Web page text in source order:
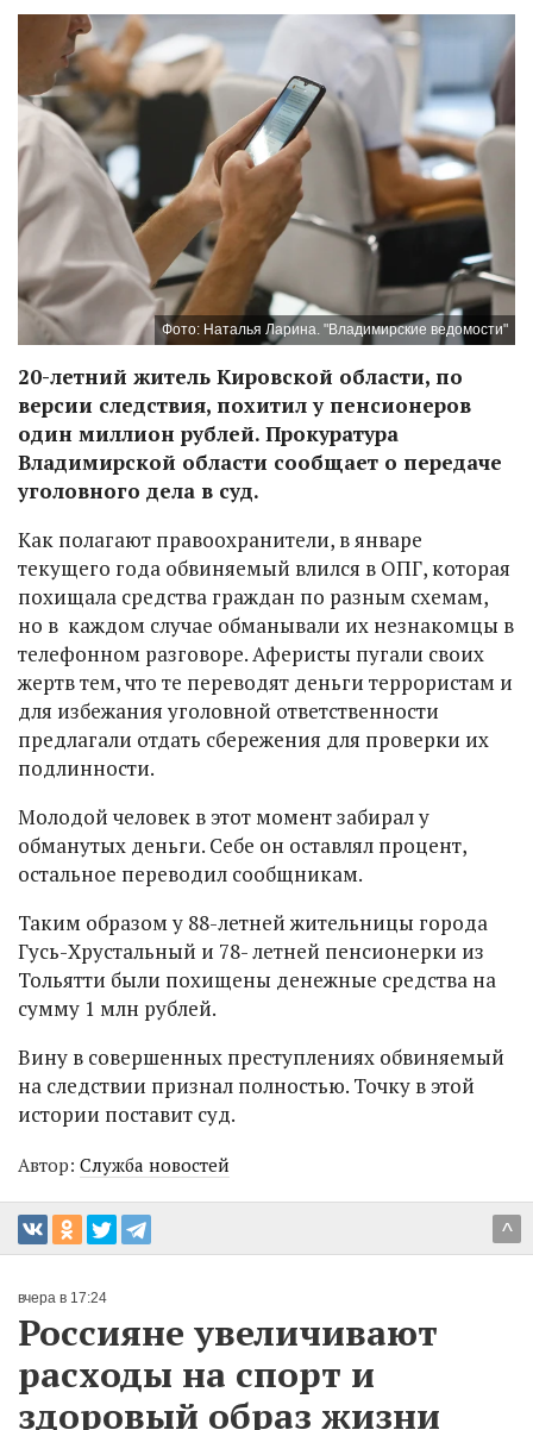
Фото: Наталья Ларина. "Владимирские ведомости"
20-летний житель Кировской области, по
версии следствия, похитил у пенсионеров
один миллион рублей. Прокуратура
Владимирской области сообщает о передаче
уголовного дела в суд.
Как полагают правоохранители, в январе
текущего года обвиняемый влился в ОПГ, которая
похищала средства граждан по разным схемам,
но в каждом случае обманывали их незнакомцы в
телефонном разговоре. Аферисты пугали своих
жертв тем, что те переводят деньги террористам и
для избежания уголовной ответственности
предлагали отдать сбережения для проверки их
подлинности.
Молодой человек в этот момент забирал у
обманутых деньги. Себе он оставлял процент,
остальное переводил сообщникам.
Таким образом у 88-летней жительницы города
Гусь-Хрустальный и 78- летней пенсионерки из
Тольятти были похищены денежные средства на
сумму 1 млн рублей.
Вину в совершенных преступлениях обвиняемый
на следствии признал полностью. Точку в этой
истории поставит суд.
Автор: Служба новостей
^
вчера в 17:24
Россияне увеличивают
расходы на спорт и
здоровый образ жизни